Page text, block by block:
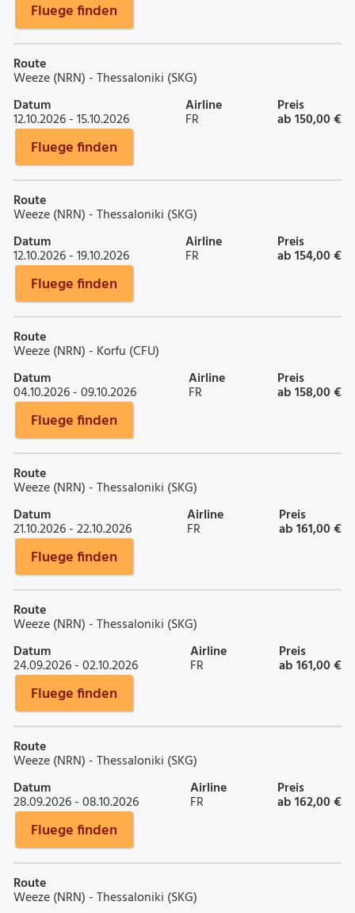
Fluege finden
Route
Weeze (NRN) - Thessaloniki (SKG)
Datum
12.10.2026 - 15.10.2026
Airline
FR
Preis
ab 150,00 €
Fluege finden
Route
Weeze (NRN) - Thessaloniki (SKG)
Datum
12.10.2026 - 19.10.2026
Airline
FR
Preis
ab 154,00 €
Fluege finden
Route
Weeze (NRN) - Korfu (CFU)
Datum
04.10.2026 - 09.10.2026
Airline
FR
Preis
ab 158,00 €
Fluege finden
Route
Weeze (NRN) - Thessaloniki (SKG)
Datum
21.10.2026 - 22.10.2026
Airline
FR
Preis
ab 161,00 €
Fluege finden
Route
Weeze (NRN) - Thessaloniki (SKG)
Datum
24.09.2026 - 02.10.2026
Airline
FR
Preis
ab 161,00 €
Fluege finden
Route
Weeze (NRN) - Thessaloniki (SKG)
Datum
28.09.2026 - 08.10.2026
Airline
FR
Preis
ab 162,00 €
Fluege finden
Route
Weeze (NRN) - Thessaloniki (SKG)